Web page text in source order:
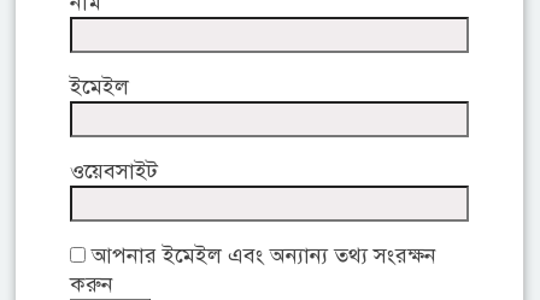
ইমেইল
ওয়েবসাইট
আপনার ইমেইল এবং অন্যান্য তথ্য সংরক্ষন
করুন